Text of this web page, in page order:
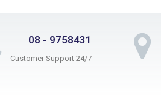
9758431 - 08
24/7 Customer Support